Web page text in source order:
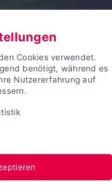
Cookies verwendet.
benötigt, während es
Nutzererfahrung auf